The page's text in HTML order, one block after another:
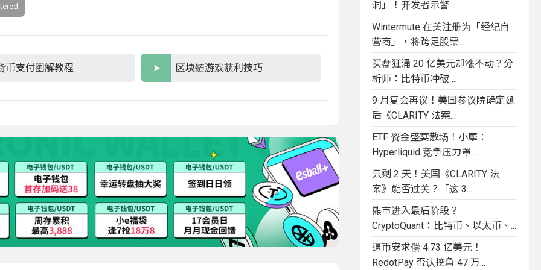
币支付图解教程 区块链游戏获利技巧
洞」！开发者示警...
Wintermute 在美注册为「经纪自
营商」，将跨足股票...
买盘狂涌 20 亿美元却涨不动？分
析师：比特币冲破 ...
9 月复会再议！美国参议院确定延
后《CLARITY 法案...
ETF 资金盛宴散场！小摩：
Hyperliquid 竞争压力罩...
只剩 2 天！美国《CLARITY 法
案》能否过关？「这 3...
熊市进入最后阶段？
CryptoQuant：比特币、以太币、...
遭币安求偿 4.73 亿美元！
RedotPay 否认挖角 47 万...